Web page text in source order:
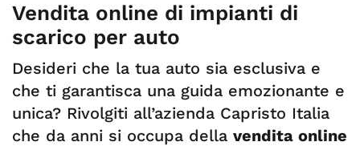
Vendita online di impianti di
scarico per auto
Desideri che la tua auto sia esclusiva e
che ti garantisca una guida emozionante e
unica? Rivolgiti all’azienda Capristo Italia
che da anni si occupa della vendita online